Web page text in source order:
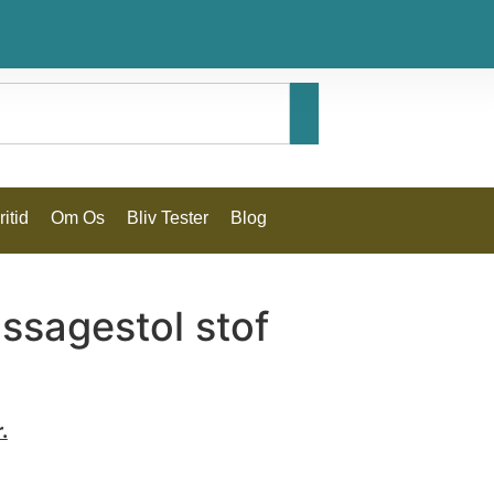
Om Os Bliv Tester Blog
stof